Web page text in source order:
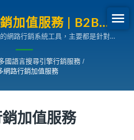
加值服務 | B2B外
行銷SEO專家
網路行銷系統工具，主要都是針對外
國語言搜尋引擎行銷服務 /
網路行銷加值服務
加值服務